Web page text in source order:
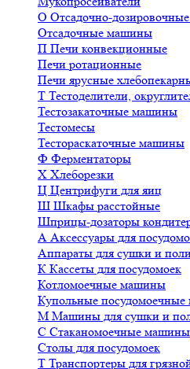
О Отсадочно-
Отсадочные машины
П Печи конвекционные
Печи ротационные
Печи ярусные
Т Тестоделители,
Тестозакаточные машины
Тестомесы
Тестораскаточные машины
Ф Ферментаторы
Х Хлеборезки
Ц Центрифуги для яиц
Ш Шкафы расстойные
Шприцы-дозаторы
А Аксессуары для
Аппараты для сушки и
К Кассеты для посудомоек
Котломоечные машины
Купольные
М Машины для сушки и
С Стаканомоечные машины
Столы для посудомоек
Т Транспортеры для